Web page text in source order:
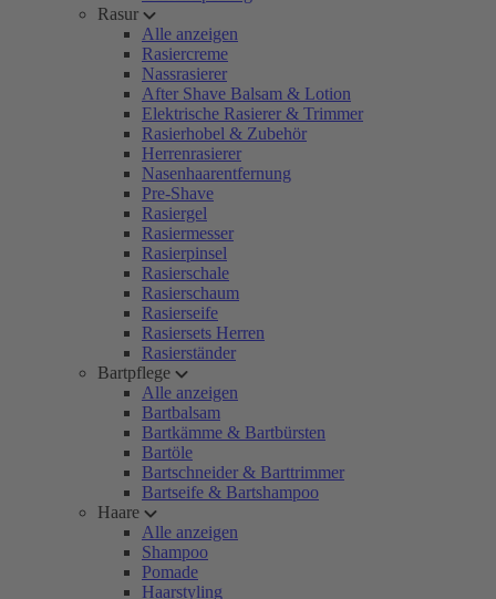
Rasur
Alle anzeigen
Rasiercreme
Nassrasierer
After Shave Balsam & Lotion
Elektrische Rasierer & Trimmer
Rasierhobel & Zubehör
Herrenrasierer
Nasenhaarentfernung
Pre-Shave
Rasiergel
Rasiermesser
Rasierpinsel
Rasierschale
Rasierschaum
Rasierseife
Rasiersets Herren
Rasierständer
Bartpflege
Alle anzeigen
Bartbalsam
Bartkämme & Bartbürsten
Bartöle
Bartschneider & Barttrimmer
Bartseife & Bartshampoo
Haare
Alle anzeigen
Shampoo
Pomade
Haarstyling